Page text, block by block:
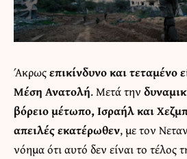
Άκρωςεπικίνδυνο και τεταμένο
Μέση Ανατολή. Μετά την
βόρειο μέτωπο, Ισραήλ και
απειλές εκατέρωθεν, με τον
νόημα ότι αυτό δεν είναι το τέλος